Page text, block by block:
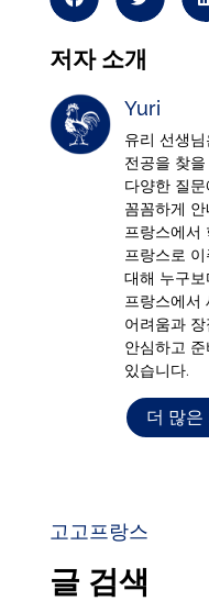
저자 소개
Yuri
유리 선생
전공을 찾
다양한 질
꼼꼼하게
프랑스에서
프랑스로
대해 누구
프랑스에서
어려움과
안심하고
있습니다.
더 많은
고고프랑스
글 검색